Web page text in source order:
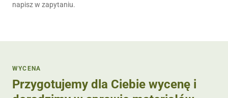
napisz w zapytaniu.
WYCENA
Przygotujemy dla Ciebie wycenę i